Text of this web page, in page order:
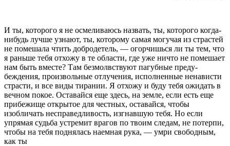
И ты, которого я не осмеливаюсь назвать, ты, кото­рого когда-
нибудь лучше узнают, ты, которому самая могучая из страстей
не помешала чтить добродетель, — огорчишься ли ты тем, что
я раньше тебя от­хожу в те области, где уже ничто не помешает
нам быть вместе? Там безмолвствуют пагубные преду­
беждения, произвольные отлучения, исполненные нена­висти
страсти, и все виды тирании. Я отхожу и буду тебя ожидать в
вечном покое. Оставайся еще здесь, на земле, если есть еще
прибежище открытое для чест­ных, оставайся, чтобы
изобличать несправедливость, изгнавшую тебя. Но если
упрямая судьба устремит врагов по твоим следам, не потерпи,
чтобы на тебя поднялась наемная рука, — умри свободным,
как ты